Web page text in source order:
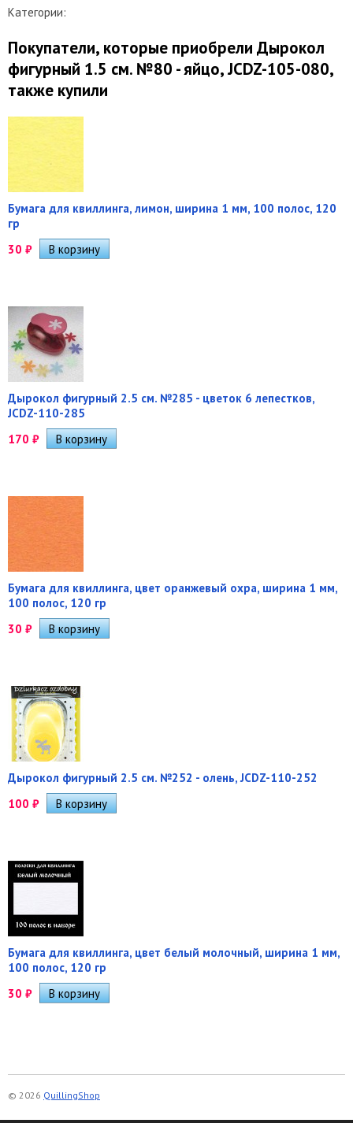
Категории:
Покупатели, которые приобрели Дырокол
фигурный 1.5 см. №80 - яйцо, JCDZ-105-080,
также купили
Бумага для квиллинга, лимон, ширина 1 мм, 100 полос, 120
гр
30 ₽
Дырокол фигурный 2.5 см. №285 - цветок 6 лепестков,
JCDZ-110-285
170 ₽
Бумага для квиллинга, цвет оранжевый охра, ширина 1 мм,
100 полос, 120 гр
30 ₽
Дырокол фигурный 2.5 см. №252 - олень, JCDZ-110-252
100 ₽
Бумага для квиллинга, цвет белый молочный, ширина 1 мм,
100 полос, 120 гр
30 ₽
© 2026 QuillingShop